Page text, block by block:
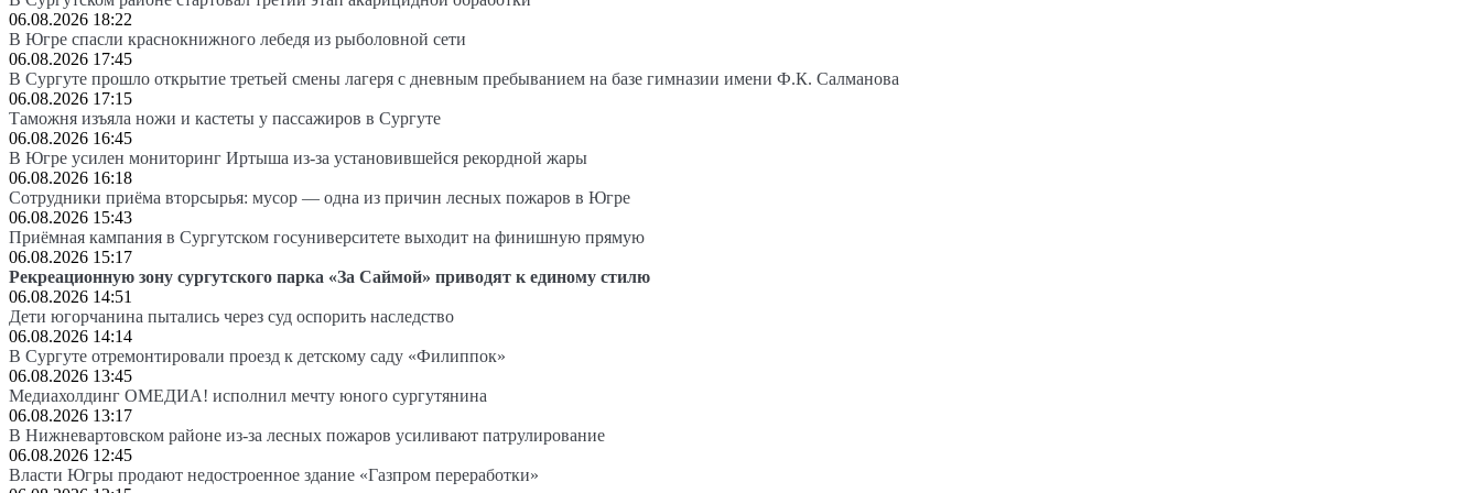
06.08.2026 18:22
В Югре спасли краснокнижного лебедя из рыболовной сети
06.08.2026 17:45
В Сургуте прошло открытие третьей смены лагеря с дневным пребыванием на базе гимназии имени Ф.К. Салманова
06.08.2026 17:15
Таможня изъяла ножи и кастеты у пассажиров в Сургуте
06.08.2026 16:45
В Югре усилен мониторинг Иртыша из-за установившейся рекордной жары
06.08.2026 16:18
Сотрудники приёма вторсырья: мусор — одна из причин лесных пожаров в Югре
06.08.2026 15:43
Приёмная кампания в Сургутском госуниверситете выходит на финишную прямую
06.08.2026 15:17
Рекреационную зону сургутского парка «За Саймой» приводят к единому стилю
06.08.2026 14:51
Дети югорчанина пытались через суд оспорить наследство
06.08.2026 14:14
В Сургуте отремонтировали проезд к детскому саду «Филиппок»
06.08.2026 13:45
Медиахолдинг ОМЕДИА! исполнил мечту юного сургутянина
06.08.2026 13:17
В Нижневартовском районе из-за лесных пожаров усиливают патрулирование
06.08.2026 12:45
Власти Югры продают недостроенное здание «Газпром переработки»